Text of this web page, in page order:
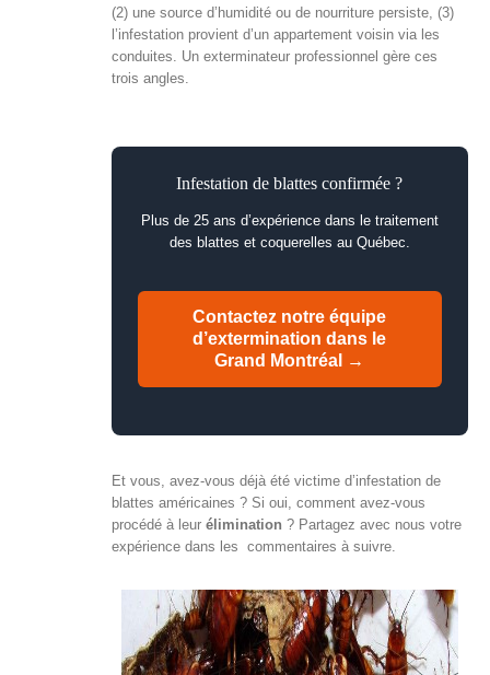
(2) une source d’humidité ou de nourriture persiste, (3)
l’infestation provient d’un appartement voisin via les
conduites. Un exterminateur professionnel gère ces
trois angles.
Infestation de blattes confirmée ?
Plus de 25 ans d’expérience dans le traitement
des blattes et coquerelles au Québec.
Contactez notre équipe
d’extermination dans le
Grand Montréal →
Et vous, avez-vous déjà été victime d’infestation de
blattes américaines ? Si oui, comment avez-vous
procédé à leur élimination ? Partagez avec nous votre
expérience dans les commentaires à suivre.